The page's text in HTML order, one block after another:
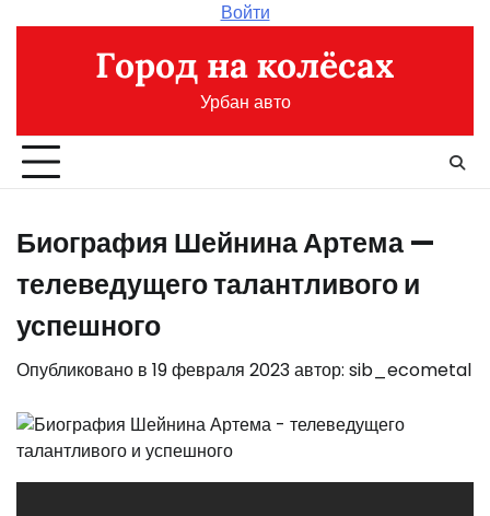
содержимому
Войти
Город на колёсах
Урбан авто
Биография Шейнина Артема —
телеведущего талантливого и
успешного
Опубликовано в 19 февраля 2023автор: sib_ecometal